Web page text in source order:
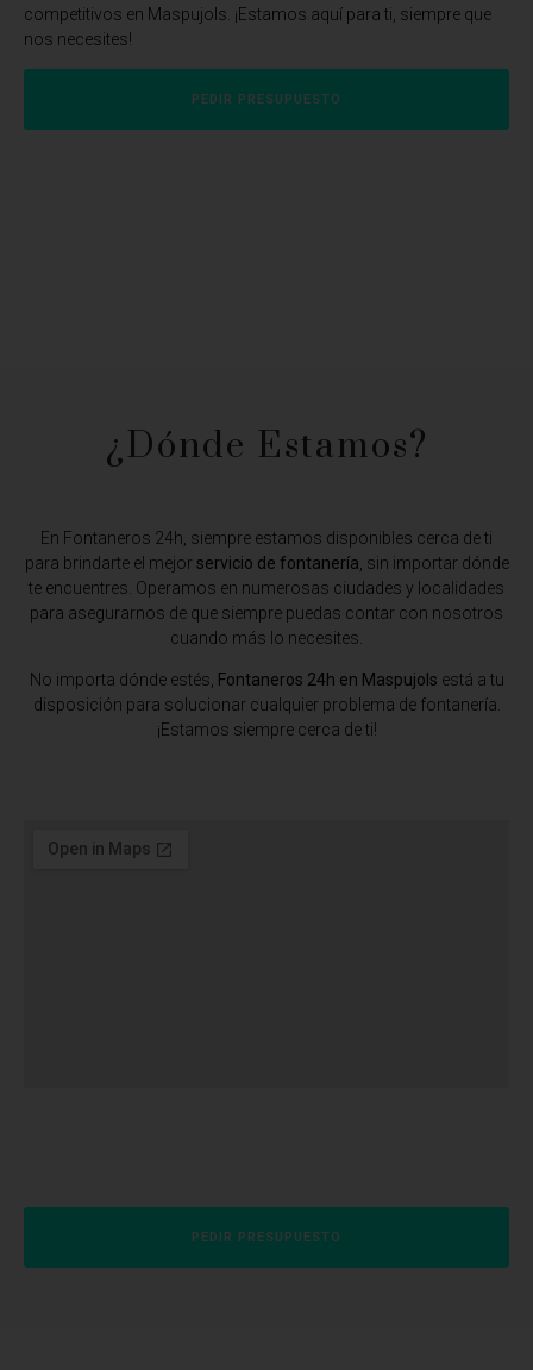
competitivos en Maspujols. ¡Estamos aquí para ti, siempre que
nos necesites!
PEDIR PRESUPUESTO
¿Dónde Estamos?​
En Fontaneros 24h, siempre estamos disponibles cerca de ti
para brindarte el mejor servicio de fontanería , sin importar dónde
te encuentres. Operamos en numerosas ciudades y localidades
para asegurarnos de que siempre puedas contar con nosotros
cuando más lo necesites.
No importa dónde estés, Fontaneros 24h en Maspujols está a tu
disposición para solucionar cualquier problema de fontanería.
¡Estamos siempre cerca de ti!
PEDIR PRESUPUESTO